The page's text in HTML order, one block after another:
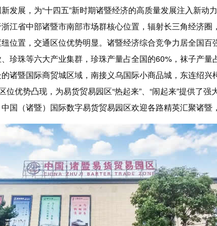
发展，为“十四五”新时期诸暨经济的高质量发展注入新动
江省中部诸暨市南部市场群核心位置，辐射长三角经济圈
位置，交通区位优势明显。诸暨经济综合竞争力居全国
珍珠等六大产业集群，珍珠产量占全国的60%，袜子产
诸暨国际商贸城区域，南接义乌国际小商品城，东连绍
优势凸现，为易货贸易园区“热起来”、“闹起来”提供了强
国（诸暨）国际数字易货贸易园区欢迎各路精英汇聚诸暨